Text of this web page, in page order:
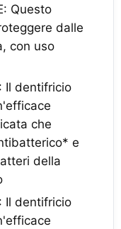
Questo
dalle
con uso
Il dentifricio
che
e
della
Il dentifricio